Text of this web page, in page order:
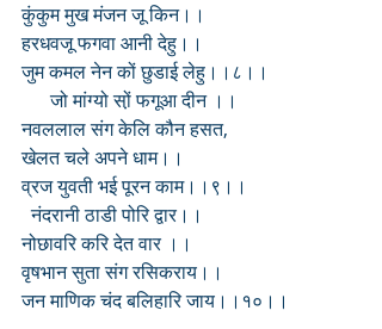
कुंकुम मुख मंजन जू किन।।
हरधवजू फगवा आनी देहु।।
जुम कमल नेन कों छुडाई लेहु।।८।।
      जो मांग्यो सो़ं फगूआ दीन ।।
नवललाल संग केलि कौन हसत,
खेलत चले अपने धाम।।
व्रज युवती भई पूरन काम।।९।।
  नंदरानी ठाडी पोरि द्वार।।
नोछावरि करि देत वार ।।
वृषभान सुता संग रसिकराय।।
जन माणिक चंद बलिहारि जाय।।१०।।